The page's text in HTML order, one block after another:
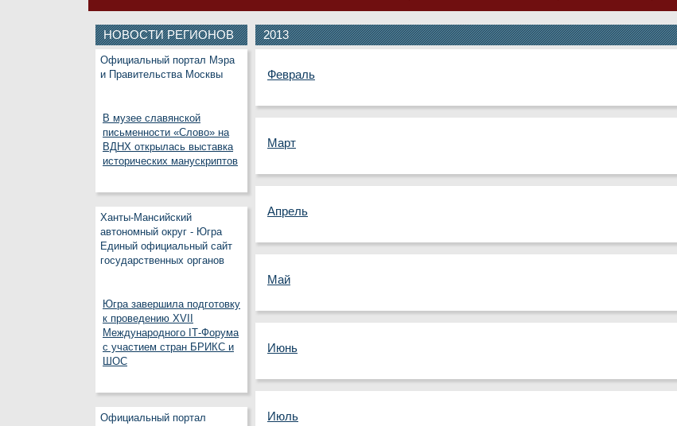
НОВОСТИ РЕГИОНОВ
Официальный портал Мэра
и Правительства Москвы
В музее славянской
письменности «Слово» на
ВДНХ открылась выставка
исторических манускриптов
Ханты-Мансийский
автономный округ - Югра
Единый официальный сайт
государственных органов
Югра завершила подготовку
к проведению XVII
Международного IT‑Форума
с участием стран БРИКС и
ШОС
Официальный портал
2013
Февраль
Март
Апрель
Май
Июнь
Июль